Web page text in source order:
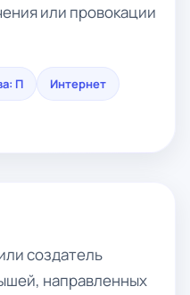
или провокации
П Интернет
создатель
направленных